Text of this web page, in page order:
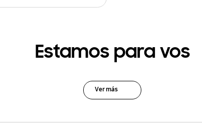
Estamos para vos
Ver más